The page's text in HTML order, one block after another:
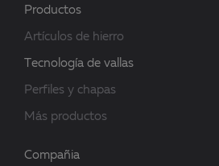
Productos
Artículos de hierro
Tecnología de vallas
Perfiles y chapas
Más productos
Compañia